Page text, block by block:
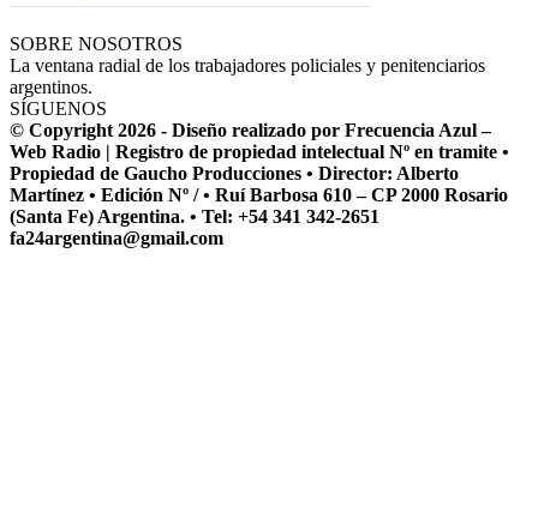
SOBRE NOSOTROS
La ventana radial de los trabajadores policiales y penitenciarios
argentinos.
SÍGUENOS
© Copyright 2026 - Diseño realizado por Frecuencia Azul –
Web Radio | Registro de propiedad intelectual Nº en tramite •
Propiedad de Gaucho Producciones • Director: Alberto
Martínez • Edición Nº / • Ruí Barbosa 610 – CP 2000 Rosario
(Santa Fe) Argentina. • Tel: +54 341 342-2651
fa24argentina@gmail.com